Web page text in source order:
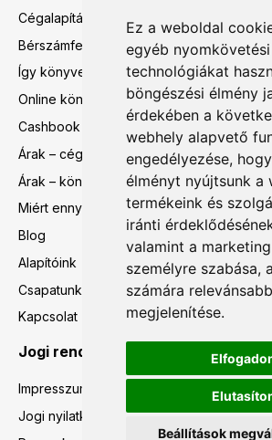
Ez a weboldal
egyéb nyomkövetési
technológiákat
böngészési élmény
érdekében a
webhely alapvető
engedélyezése,
élményt nyújtsunk a
termékeink és
iránti
valamint a
személyre szabása,
számára
megjelenítése.
Beállítások
Cégalapítás előtti tanácsadás
Bérszámfejtés
Így könyvelünk mi
Online könyvelés
Cashbook
Árak – cégalapítás előtti tanácsadás
Árak – könyvelés, bérszámfejtés
Miért ennyi?
Blog
Alapítóink
Csapatunk
Kapcsolat
Jogi rendelkezések
Impresszum
Jogi nyilatkozat